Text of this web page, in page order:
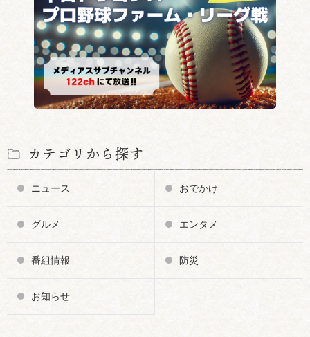
カテゴリから探す
ニュース おでかけ
グルメ エンタメ
番組情報 防災
お知らせ